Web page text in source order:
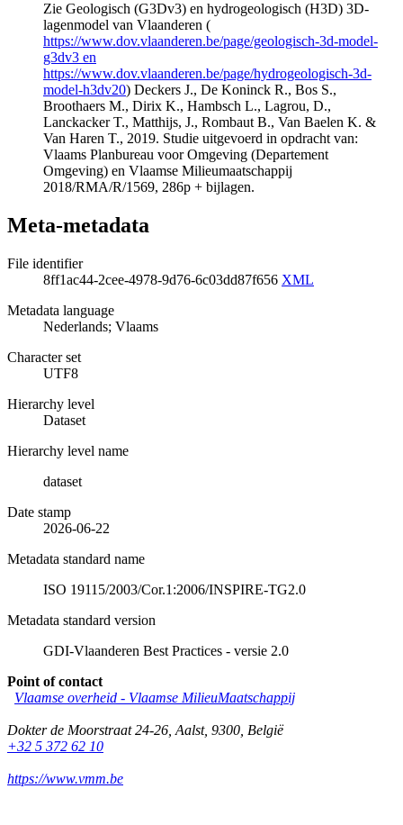
Zie Geologisch (G3Dv3) en hydrogeologisch (H3D) 3D-
lagenmodel van Vlaanderen (
https://www.dov.vlaanderen.be/page/geologisch-3d-model-
g3dv3 en
https://www.dov.vlaanderen.be/page/hydrogeologisch-3d-
model-h3dv20) Deckers J., De Koninck R., Bos S.,
Broothaers M., Dirix K., Hambsch L., Lagrou, D.,
Lanckacker T., Matthijs, J., Rombaut B., Van Baelen K. &
Van Haren T., 2019. Studie uitgevoerd in opdracht van:
Vlaams Planbureau voor Omgeving (Departement
Omgeving) en Vlaamse Milieumaatschappij
2018/RMA/R/1569, 286p + bijlagen.
Meta-metadata
File identifier
8ff1ac44-2cee-4978-9d76-6c03dd87f656 XML
Metadata language
Nederlands; Vlaams
Character set
UTF8
Hierarchy level
Dataset
Hierarchy level name
dataset
Date stamp
2026-06-22
Metadata standard name
ISO 19115/2003/Cor.1:2006/INSPIRE-TG2.0
Metadata standard version
GDI-Vlaanderen Best Practices - versie 2.0
Point of contact
Vlaamse overheid - Vlaamse MilieuMaatschappij
Dokter de Moorstraat 24-26 Aalst, 9300 België
+32 5 372 62 10
https://www.vmm.be